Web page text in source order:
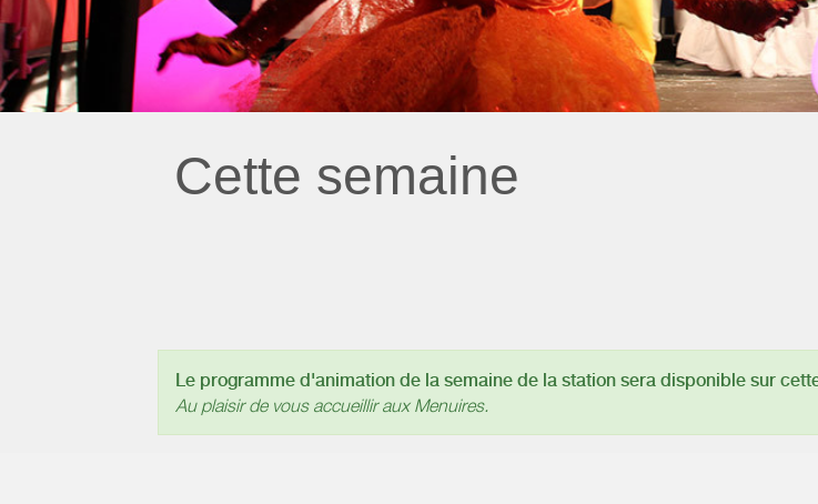
Cette semaine
Le programme d'animation de la semaine de la station sera disponible sur
Au plaisir de vous accueillir aux Menuires.